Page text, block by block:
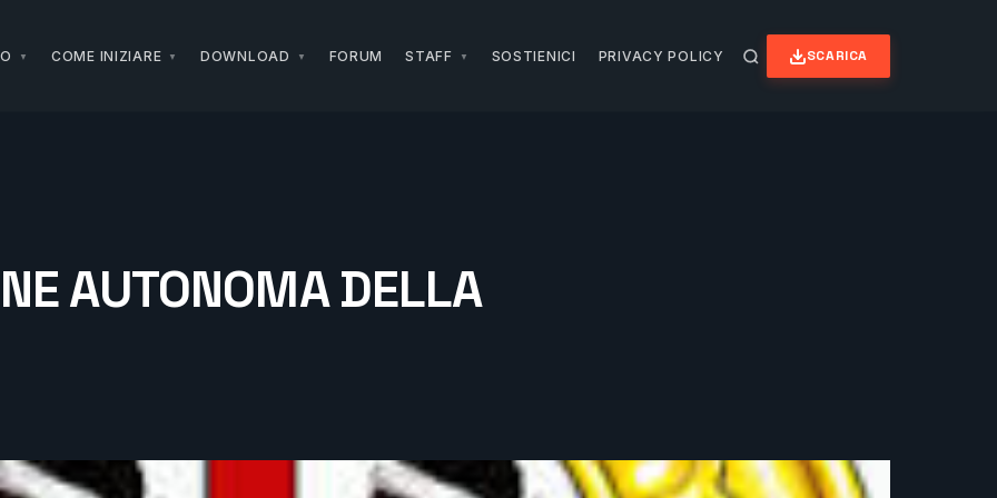
COME INIZIARE DOWNLOAD FORUM STAFF SOSTIENICI PRIVACY POLICY SCARICA
AUTONOMA DELLA